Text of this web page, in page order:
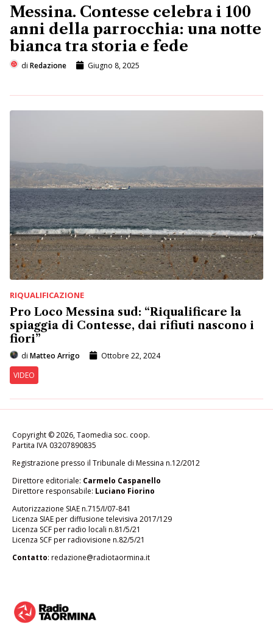
Messina. Contesse celebra i 100
anni della parrocchia: una notte
bianca tra storia e fede
di Redazione Giugno 8, 2025
RIQUALIFICAZIONE
Pro Loco Messina sud: “Riqualificare la
spiaggia di Contesse, dai rifiuti nascono i
fiori”
di Matteo Arrigo
Ottobre 22, 2024
VIDEO
Copyright © 2026, Taomedia soc. coop.
Partita IVA 03207890835
Registrazione presso il Tribunale di Messina n.12/2012
Direttore editoriale: Carmelo Caspanello
Direttore responsabile: Luciano Fiorino
Autorizzazione SIAE n.715/I/07-841
Licenza SIAE per diffusione televisiva 2017/129
Licenza SCF per radio locali n.81/5/21
Licenza SCF per radiovisione n.82/5/21
Contatto: redazione@radiotaormina.it